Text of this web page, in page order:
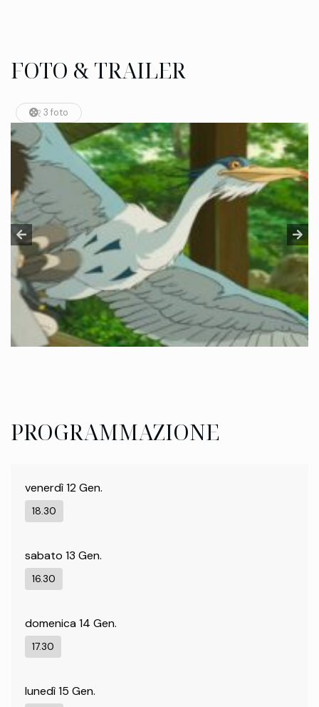
FOTO & TRAILER
3 foto
PROGRAMMAZIONE
venerdì 12 Gen.
18.30
sabato 13 Gen.
16.30
domenica 14 Gen.
17.30
lunedì 15 Gen.